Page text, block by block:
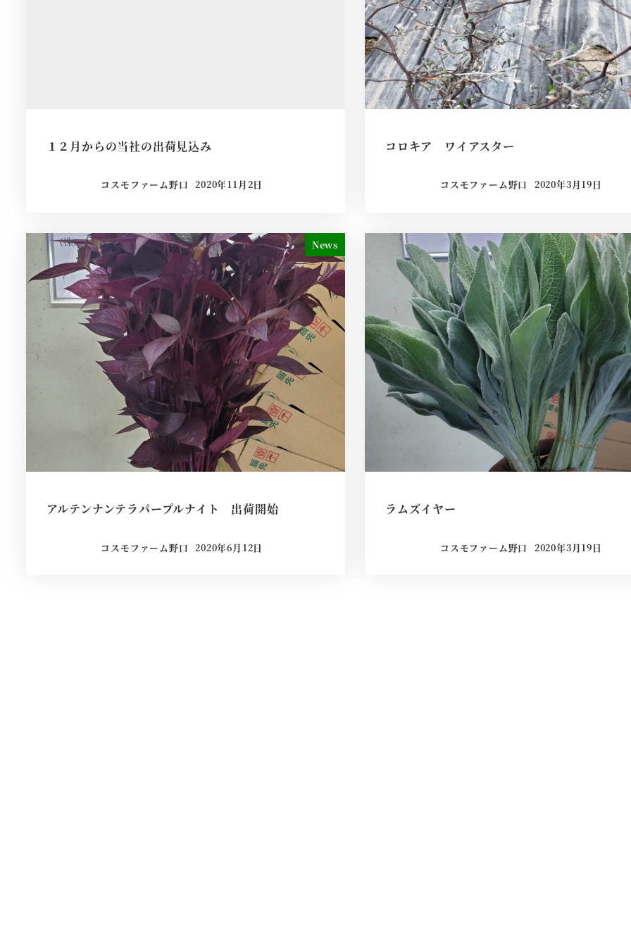
１２月からの当社の出荷見込み
コスモファーム野口 2020年11月2日
コロキア ワイアスター
コスモファーム野口 2020年3月19日
News
アルテンナンテラパープルナイト 出荷開始
コスモファーム野口 2020年6月12日
ラムズイヤー
コスモファーム野口 2020年3月19日